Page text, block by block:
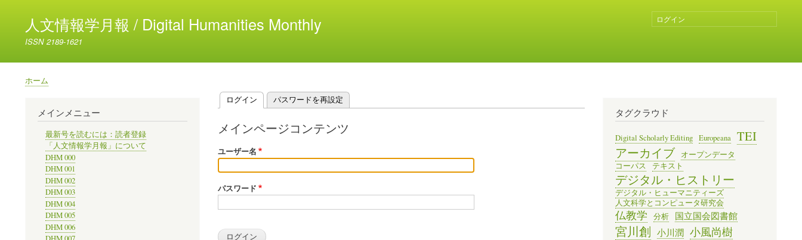
に
人文情報学月報 / Digital Humanities Monthly
ISSN 2189-1621
ユ
ー
ン
ト
メ
ニ
ュ
ー
ログイン
パ
ホーム
プ
ラ
イ
マ
ー
タ
ブ
ログイン パスワードを再設定
メインページコンテンツ
ユーザー名
パスワード
メインメニュー
最新号を読むには：読者登録
「人文情報学月報」について
DHM 000
DHM 001
DHM 002
DHM 003
DHM 004
DHM 005
DHM 006
タグクラウド
Digital Scholarly Editing Europeana
TEI
アーカイブ
オープンデータ
コーパス
テキスト
デジタル・ヒストリー
デジタル・ヒューマニティーズ
人文科学とコンピュータ研究会
仏教学 分析 国立国会図書館
宮川創 小川潤 小風尚樹